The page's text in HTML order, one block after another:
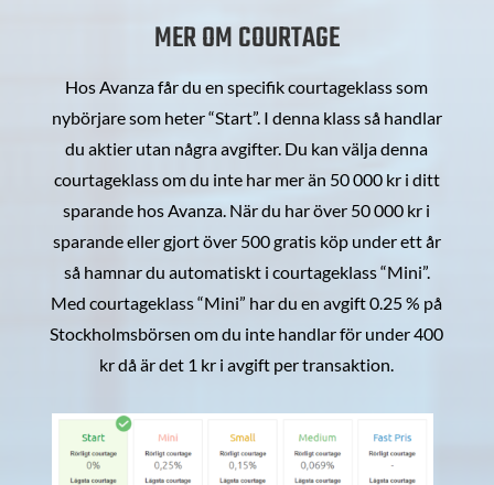
MER OM COURTAGE
Hos Avanza får du en specifik courtageklass som
nybörjare som heter “Start”. I denna klass så handlar
du aktier utan några avgifter. Du kan välja denna
courtageklass om du inte har mer än 50 000 kr i ditt
sparande hos Avanza. När du har över 50 000 kr i
sparande eller gjort över 500 gratis köp under ett år
så hamnar du automatiskt i courtageklass “Mini”.
Med courtageklass “Mini” har du en avgift 0.25 % på
Stockholmsbörsen om du inte handlar för under 400
kr då är det 1 kr i avgift per transaktion.